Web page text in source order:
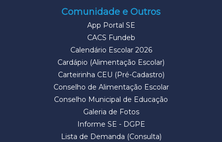
Comunidade e Outros
App Portal SE
CACS Fundeb
Calendário Escolar 2026
Cardápio (Alimentação Escolar)
Carteirinha CEU (Pré-Cadastro)
Conselho de Alimentação Escolar
Conselho Municipal de Educação
Galeria de Fotos
Informe SE - DGPE
Lista de Demanda (Consulta)